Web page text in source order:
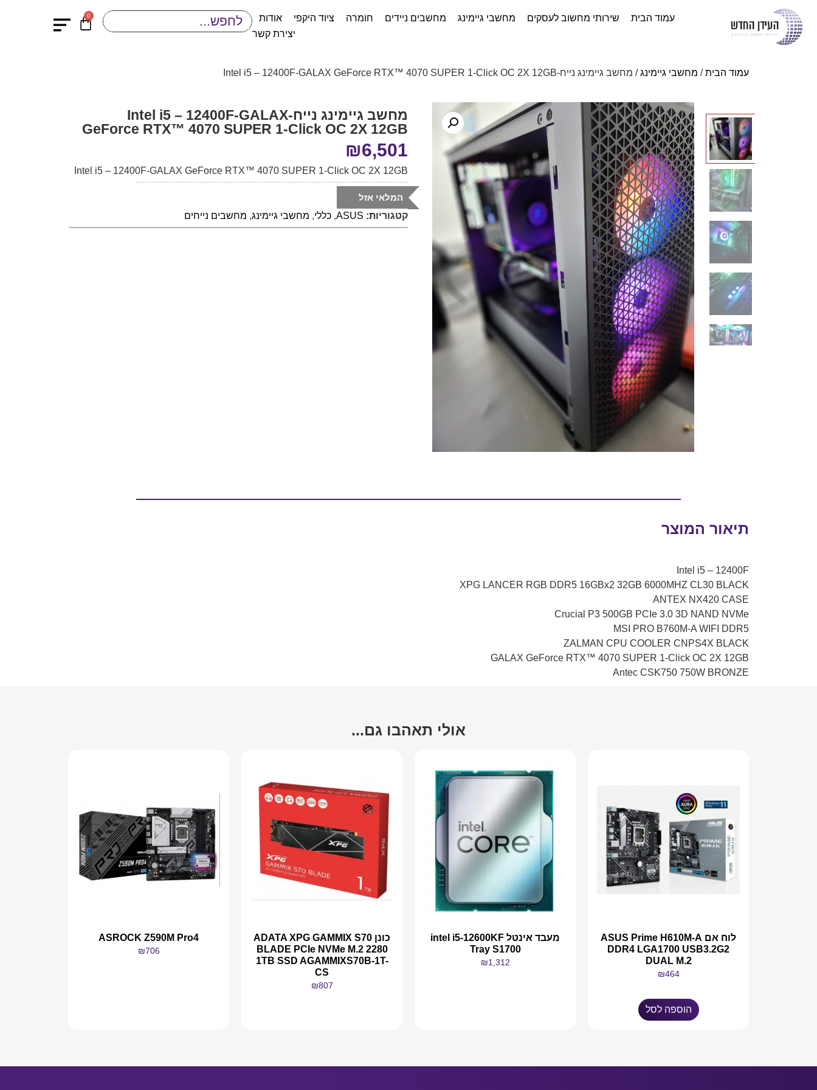
עמוד הבית שירותי מחשוב לעסקים מחשבי גיימינג מחשבים ניידים חומרה ציוד היקפי
אודות
יצירת קשר
0
עמוד הבית/ מחשבי גיימינג/ מחשב גיימינג נייח-Intel i5 – 12400F-GALAX GeForce RTX™ 4070 SUPER 1-Click OC 2X 12GB
מחשב גיימינג נייח-Intel i5 – 12400F-GALAX
GeForce RTX™ 4070 SUPER 1-Click OC 2X 12GB
₪6,501
Intel i5 – 12400F-GALAX GeForce RTX™ 4070 SUPER 1-Click OC 2X 12GB
המלאי אזל
קטגוריות: ASUS
, כללי, מחשבי גיימינג, מחשבים נייחים
תיאור המוצר
Intel i5 – 12400F
XPG LANCER RGB DDR5 16GBx2 32GB 6000MHZ CL30 BLACK
ANTEX NX420 CASE
Crucial P3 500GB PCIe 3.0 3D NAND NVMe
MSI PRO B760M-A WIFI DDR5
ZALMAN CPU COOLER CNPS4X BLACK
GALAX GeForce RTX™ 4070 SUPER 1-Click OC 2X 12GB
Antec CSK750 750W BRONZE
אולי תאהבו גם...
לוח אם ASUS Prime H610M-A
DDR4 LGA1700 USB3.2G2
DUAL M.2
₪464
הוספה לסל
מעבד אינטל intel i5-12600KF
Tray S1700
₪1,312
כונן ADATA XPG GAMMIX S70
BLADE PCIe NVMe M.2 2280
1TB SSD AGAMMIXS70B-1T-
CS
₪807
ASROCK Z590M Pro4
₪706